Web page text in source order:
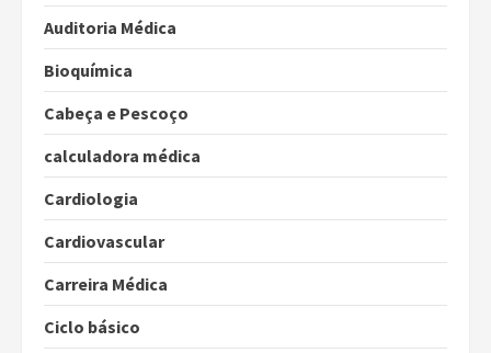
Auditoria Médica
Bioquímica
Cabeça e Pescoço
calculadora médica
Cardiologia
Cardiovascular
Carreira Médica
Ciclo básico